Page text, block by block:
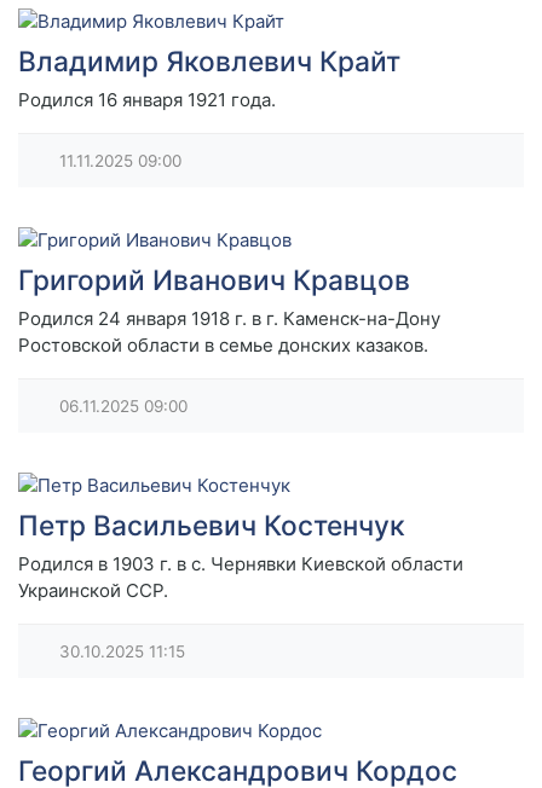
Владимир Яковлевич Крайт
Родился 16 января 1921 года.
11.11.2025 09:00
Григорий Иванович Кравцов
Родился 24 января 1918 г. в г. Каменск-на-Дону
Ростовской области в семье донских казаков.
06.11.2025 09:00
Петр Васильевич Костенчук
Родился в 1903 г. в с. Чернявки Киевской области
Украинской ССР.
30.10.2025 11:15
Георгий Александрович Кордос